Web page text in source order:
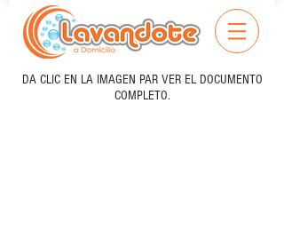
DA CLIC EN LA IMAGEN PAR VER EL DOCUMENTO
COMPLETO.